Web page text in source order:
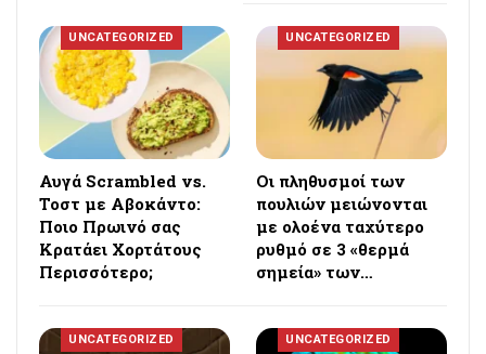
UNCATEGORIZED
Αυγά Scrambled vs.
Τοστ με Αβοκάντο:
Ποιο Πρωινό σας
Κρατάει Χορτάτους
Περισσότερο;
UNCATEGORIZED
Οι πληθυσμοί των
πουλιών μειώνονται
με ολοένα ταχύτερο
ρυθμό σε 3 «θερμά
σημεία» των…
UNCATEGORIZED UNCATEGORIZED